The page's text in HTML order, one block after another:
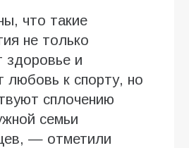
что такие
не только
здоровье и
любовь к спорту, но
сплочению
семьи
— отметили